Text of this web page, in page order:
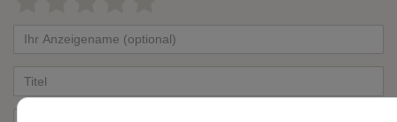
von
5
Bewertungssternen
von
5
Bewertungssternen
von
5
Bewertungssternen
von
5
Bewertungssternen
von
5
Bewertungssternen
Anzeigename
(optional)
Titel